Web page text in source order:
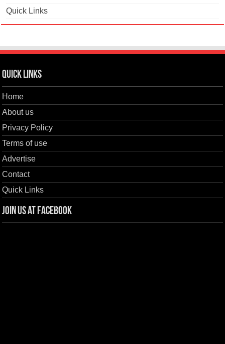
Quick Links
Quick Links
Home
About us
Privacy Policy
Terms of use
Advertise
Contact
Quick Links
Join us at Facebook